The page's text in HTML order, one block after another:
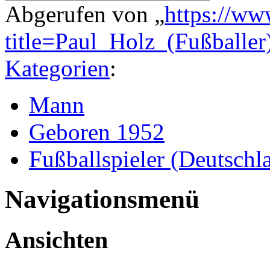
Abgerufen von „https://
Kategorien:
Mann
Geboren 1952
Fußballspieler
Navigationsmenü
Ansichten